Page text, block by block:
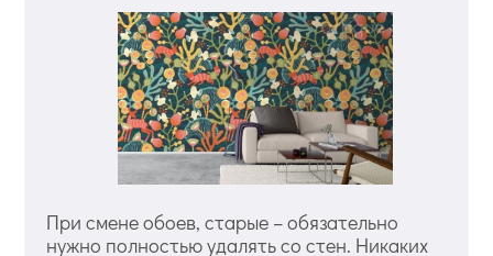
При смене обоев, старые – обязательно
нужно полностью удалять со стен. Никаких